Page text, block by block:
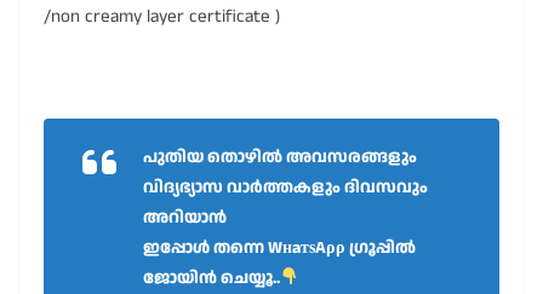
/non creamy layer certificate )
പുതിയ തൊഴിൽ അവസരങ്ങളും
വിദ്യഭ്യാസ വാർത്തകളും ദിവസവും
അറിയാൻ
ഇപ്പോൾ തന്നെ WнaтѕAρρ ഗ്രൂപ്പിൽ
ജോയിൻ ചെയ്യൂ..